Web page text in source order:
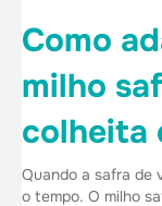
Como
milho
colheita
Quando a safra de
o tempo. O milho